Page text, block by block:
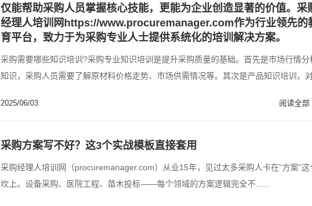
仅能帮助采购人员掌握核心技能，更能为企业创造显著的价值。采
经理人培训网https://www.procuremanager.com作为行业领先的
育平台，致力于为采购专业人士提供系统化的培训解决方案。
采购需要哪些知识培训?采购专业知识培训是提升采购质量的基础。首先是市场行情分
知识，采购人员需要了解原材料价格走势、市场供需情况等。其次是产品知识培训，对
2025/06/03 阅读全部
采购方案写不好？这3个实战模板直接套用
采购经理人培训网（procuremanager.com）从业15年，见过太多采购人卡在“方案”这
坎上。设备采购、医院工程、苗木投标——每个领域的方案逻辑完全不......